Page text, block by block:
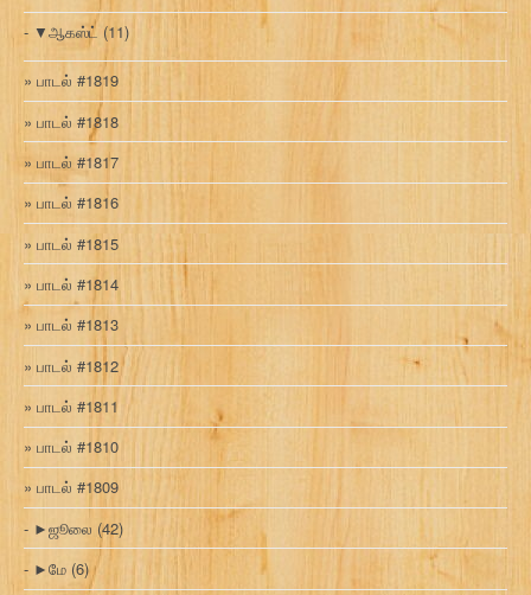
▼ஆகஸ்ட் (11)
பாடல் #1819
பாடல் #1818
பாடல் #1817
பாடல் #1816
பாடல் #1815
பாடல் #1814
பாடல் #1813
பாடல் #1812
பாடல் #1811
பாடல் #1810
பாடல் #1809
►ஜூலை (42)
►மே (6)